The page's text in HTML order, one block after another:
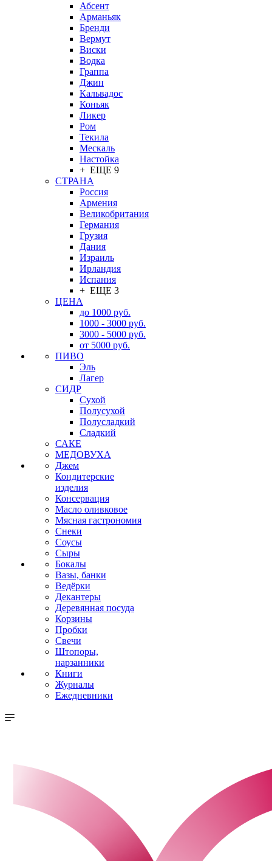
Абсент
Арманьяк
Бренди
Вермут
Виски
Водка
Граппа
Джин
Кальвадос
Коньяк
Ликер
Ром
Текила
Мескаль
Настойка
+ ЕЩЕ 9
СТРАНА
Россия
Армения
Великобритания
Германия
Грузия
Дания
Израиль
Ирландия
Испания
+ ЕЩЕ 3
ЦЕНА
до 1000 руб.
1000 - 3000 руб.
3000 - 5000 руб.
от 5000 руб.
ПИВО
Эль
Лагер
СИДР
Сухой
Полусухой
Полусладкий
Сладкий
САКЕ
МЕДОВУХА
Джем
Кондитерские
изделия
Консервация
Масло оливковое
Мясная гастрономия
Снеки
Соусы
Сыры
Бокалы
Вазы, банки
Ведёрки
Декантеры
Деревянная посуда
Корзины
Пробки
Свечи
Штопоры,
нарзанники
Книги
Журналы
Ежедневники